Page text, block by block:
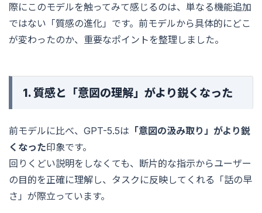
際にこのモデルを触ってみて感じるのは、単なる機能追加
ではない「質感の進化」です。前モデルから具体的にどこ
が変わったのか、重要なポイントを整理しました。
1. 質感と「意図の理解」がより鋭くなった
前モデルに比べ、GPT-5.5は 「意図の汲み取り」がより鋭
くなった印象です。
回りくどい説明をしなくても、断片的な指示からユーザー
の目的を正確に理解し、タスクに反映してくれる「話の早
さ」が際立っています。